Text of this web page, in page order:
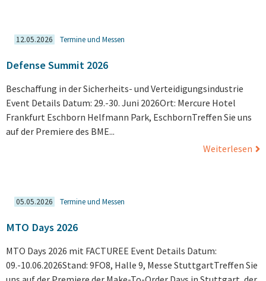
12.05.2026 Termine und Messen
Defense Summit 2026
Beschaffung in der Sicherheits- und Verteidigungsindustrie
Event Details Datum: 29.-30. Juni 2026Ort: Mercure Hotel
Frankfurt Eschborn Helfmann Park, EschbornTreffen Sie uns
auf der Premiere des BME...
Weiterlesen
05.05.2026 Termine und Messen
MTO Days 2026
MTO Days 2026 mit FACTUREE Event Details Datum:
09.-10.06.2026Stand: 9FO8, Halle 9, Messe StuttgartTreffen Sie